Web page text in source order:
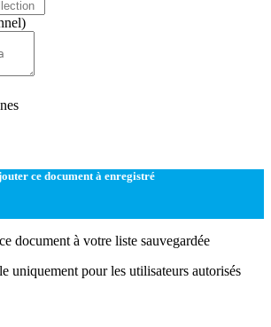
ce document à enregistré
document à votre liste sauvegardée
uniquement pour les utilisateurs autorisés